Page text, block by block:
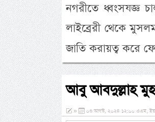
নগরীতে ধ্বংসযজ্ঞ
লাইব্রেরী থেকে
জাতি করায়ত্ব করে
আবু আবদুল্লাহ
» ০৩ আগস্ট, ২০২৪ ১২:০০ এএম,